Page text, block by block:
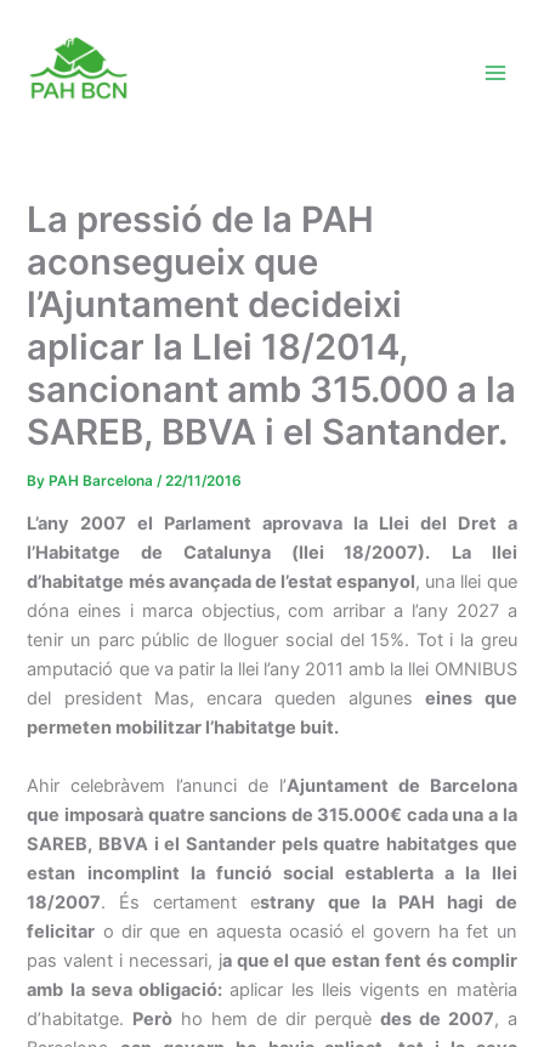
content
La pressió de la PAH
aconsegueix que
l’Ajuntament decideixi
aplicar la Llei 18/2014,
sancionant amb 315.000 a la
SAREB, BBVA i el Santander.
By PAH Barcelona/22/11/2016
L’any 2007 el Parlament aprovava la Llei del Dret a
l’Habitatge de Catalunya (llei 18/2007).
La llei
d’habitatge més avançada de l’estat espanyol, una llei que
dóna eines i marca objectius, com arribar a l’any 2027 a
tenir un parc públic de lloguer social del 15%. Tot i la greu
amputació que va patir la llei l’any 2011 amb la llei OMNIBUS
del president Mas, encara queden alguneseines que
permeten mobilitzar l’habitatge buit.
Ahir celebràvem l’anunci de l’Ajuntament de Barcelona
que imposarà quatre sancions de 315.000€ cada una a la
SAREB, BBVA i el Santander pels quatre habitatges que
estan incomplint la funció social establerta a la llei
18/2007. És certament estrany que la PAH hagi de
felicitar o dir que en aquesta ocasió el govern ha fet un
pas valent i necessari, ja que el que estan fent és complir
amb la seva obligació: aplicar les lleis vigents en matèria
d’habitatge. Però ho hem de dir perquè des de 2007, a